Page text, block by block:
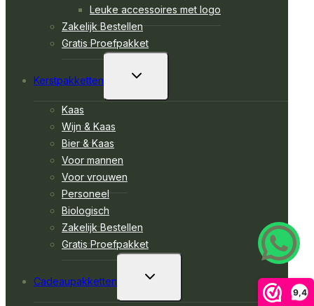
9,4
Leuke accessoires met logo
Zakelijk Bestellen
Gratis Proefpakket
Kerstpakketten
TOGGLE
SUBMENU
Kaas
Wijn & Kaas
Bier & Kaas
Voor mannen
Voor vrouwen
Personeel
Biologisch
Zakelijk Bestellen
Gratis Proefpakket
Cadeaupakketten
TOGGLE
SUBMENU